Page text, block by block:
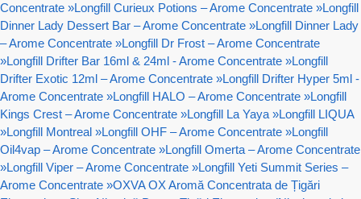
Concentrate »Longfill Curieux Potions – Arome Concentrate »Longfill
Dinner Lady Dessert Bar – Arome Concentrate »Longfill Dinner Lady
– Arome Concentrate »Longfill Dr Frost – Arome Concentrate
»Longfill Drifter Bar 16ml & 24ml - Arome Concentrate »Longfill
Drifter Exotic 12ml – Arome Concentrate »Longfill Drifter Hyper 5ml -
Arome Concentrate »Longfill HALO – Arome Concentrate »Longfill
Kings Crest – Arome Concentrate »Longfill La Yaya »Longfill LIQUA
»Longfill Montreal »Longfill OHF – Arome Concentrate »Longfill
Oil4vap – Arome Concentrate »Longfill Omerta – Arome Concentrate
»Longfill Viper – Arome Concentrate »Longfill Yeti Summit Series –
Arome Concentrate »OXVA OX Aromă Concentrata de Țigări